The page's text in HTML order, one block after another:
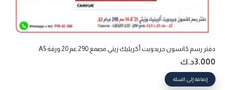
دفتر رسم كانسون جريدويت أكريليك زيتي مصمغ 290 غم 20 ورقة A5
3.000د.ك
إضافة إلى السلة